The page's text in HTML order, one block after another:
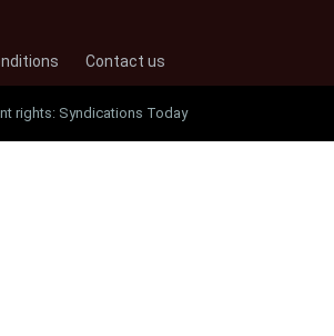
Contact us
rights: Syndications Today